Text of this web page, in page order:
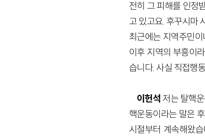
전히 그 피해를 인정
고 있고요. 후꾸시마
최근에는 지역주민
이후 지역의 부흥이
습니다. 사실 직접행
이헌석 저는 탈핵
핵운동이라는 말은
시절부터 계속해왔